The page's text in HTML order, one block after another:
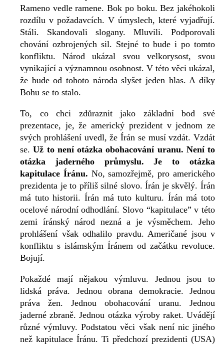
Rameno vedle ramene. Bok po boku. Bez jakéhokoli
rozdílu v požadavcích. V úmyslech, které vyjadřují.
Stáli. Skandovali slogany. Mluvili. Podporovali
chování ozbrojených sil. Stejné to bude i po tomto
konfliktu. Národ ukázal svou velkorysost, svou
vynikající a významnou osobnost. V této věci ukázal,
že bude od tohoto národa slyšet jeden hlas. A díky
Bohu se to stalo.
To, co chci zdůraznit jako základní bod své
prezentace, je, že americký prezident v jednom ze
svých prohlášení uvedl, že Írán se musí vzdát. Vzdát
se.Už to není otázka obohacování uranu. Není to
otázka jaderného průmyslu. Je to otázka
kapitulace Íránu. No, samozřejmě, pro amerického
prezidenta je to příliš silné slovo. Írán je skvělý. Írán
má tuto historii. Írán má tuto kulturu. Írán má toto
ocelové národní odhodlání. Slovo “kapitulace” v této
zemi íránský národ nezná a je výsměchem. Jeho
prohlášení však odhalilo pravdu. Američané jsou v
konfliktu s islámským Íránem od začátku revoluce.
Bojují.
Pokaždé mají nějakou výmluvu. Jednou jsou to
lidská práva. Jednou obrana demokracie. Jednou
práva žen. Jednou obohacování uranu. Jednou
jaderné zbraně. Jednou otázka výroby raket. Uvádějí
různé výmluvy. Podstatou věci však není nic jiného
než kapitulace Íránu. Ti předchozí prezidenti (USA)